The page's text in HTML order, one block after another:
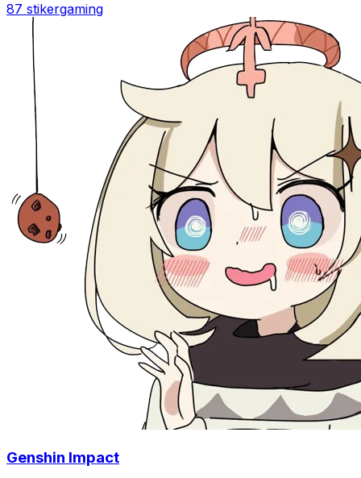
87 stikergaming
Genshin Impact